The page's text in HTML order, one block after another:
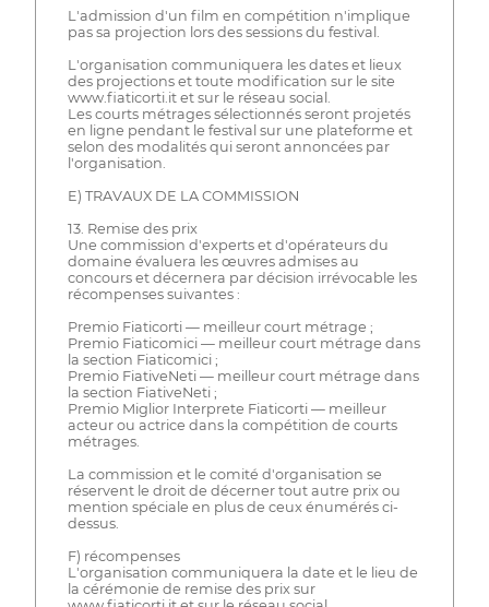
L'admission d'un film en compétition n'implique
pas sa projection lors des sessions du festival.
L'organisation communiquera les dates et lieux
des projections et toute modification sur le site
www.fiaticorti.it et sur le réseau social.
Les courts métrages sélectionnés seront projetés
en ligne pendant le festival sur une plateforme et
selon des modalités qui seront annoncées par
l'organisation.
E) TRAVAUX DE LA COMMISSION
13. Remise des prix
Une commission d'experts et d'opérateurs du
domaine évaluera les œuvres admises au
concours et décernera par décision irrévocable les
récompenses suivantes :
Premio Fiaticorti — meilleur court métrage ;
Premio Fiaticomici — meilleur court métrage dans
la section Fiaticomici ;
Premio FiativeNeti — meilleur court métrage dans
la section FiativeNeti ;
Premio Miglior Interprete Fiaticorti — meilleur
acteur ou actrice dans la compétition de courts
métrages.
La commission et le comité d'organisation se
réservent le droit de décerner tout autre prix ou
mention spéciale en plus de ceux énumérés ci-
dessus.
F) récompenses
L'organisation communiquera la date et le lieu de
la cérémonie de remise des prix sur